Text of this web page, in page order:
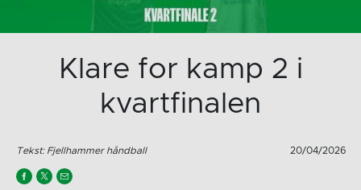
Klare for kamp 2 i
kvartfinalen
Tekst: Fjellhammer håndball 20/04/2026